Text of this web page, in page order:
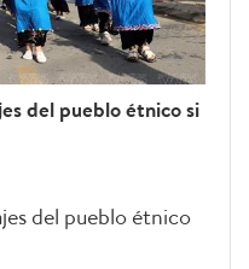
del pueblo étnico si
del pueblo étnico